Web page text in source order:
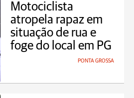
Motociclista
atropela rapaz em
situação de rua e
foge do local em PG
PONTA GROSSA